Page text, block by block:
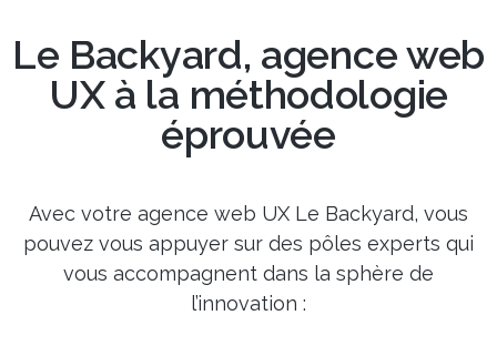
Le Backyard, agence web
UX à la méthodologie
éprouvée
Avec votre agence web UX Le Backyard, vous
pouvez vous appuyer sur des pôles experts qui
vous accompagnent dans la sphère de
l’innovation :